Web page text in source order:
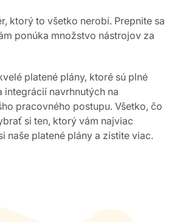
ktorý to všetko nerobí. Prepnite sa
ponúka množstvo nástrojov za
platené plány, ktoré sú plné
integrácií navrhnutých na
pracovného postupu. Všetko, čo
si ten, ktorý vám najviac
naše platené plány a zistite viac.